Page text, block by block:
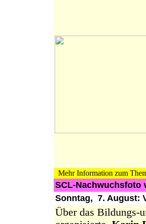
Mehr Information zum
SCL-
Sonntag, 7. August:
Über das Bildungs-